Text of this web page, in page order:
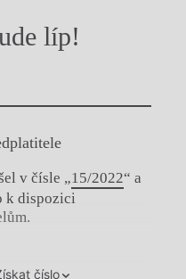
líp!
v čísle „15/2022“ a
k dispozici
číslo